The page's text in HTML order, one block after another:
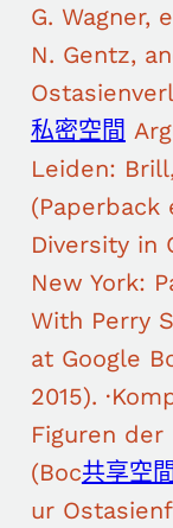
G. Wagner,
N. Gentz,
私密空間
Leiden:
(Paperback
Diversity in
New York:
With Perry
at Google
2015).
Figuren
(Boc共享空間
ur